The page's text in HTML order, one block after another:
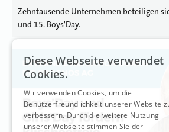
Zehntausende Unternehmen beteiligen
und 15. Boys'Day.
Diese Webseite verwendet
Cookies.
Wir verwenden Cookies, um die
Benutzerfreundlichkeit unserer Website
verbessern. Durch die weitere Nutzung
unserer Webseite stimmen Sie der